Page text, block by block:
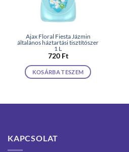
Ajax Floral Fiesta Jázmin
általános háztartási tisztítószer
1 L
720 Ft
KOSÁRBA TESZEM
KAPCSOLAT